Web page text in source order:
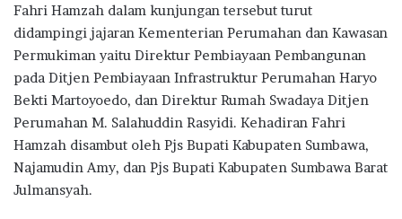
Fahri Hamzah dalam kunjungan tersebut turut
didampingi jajaran Kementerian Perumahan dan Kawasan
Permukiman yaitu Direktur Pembiayaan Pembangunan
pada Ditjen Pembiayaan Infrastruktur Perumahan Haryo
Bekti Martoyoedo, dan Direktur Rumah Swadaya Ditjen
Perumahan M. Salahuddin Rasyidi. Kehadiran Fahri
Hamzah disambut oleh Pjs Bupati Kabupaten Sumbawa,
Najamudin Amy, dan Pjs Bupati Kabupaten Sumbawa Barat
Julmansyah.